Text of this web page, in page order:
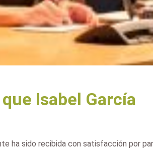
Isabel García
ha sido recibida con satisfacción por